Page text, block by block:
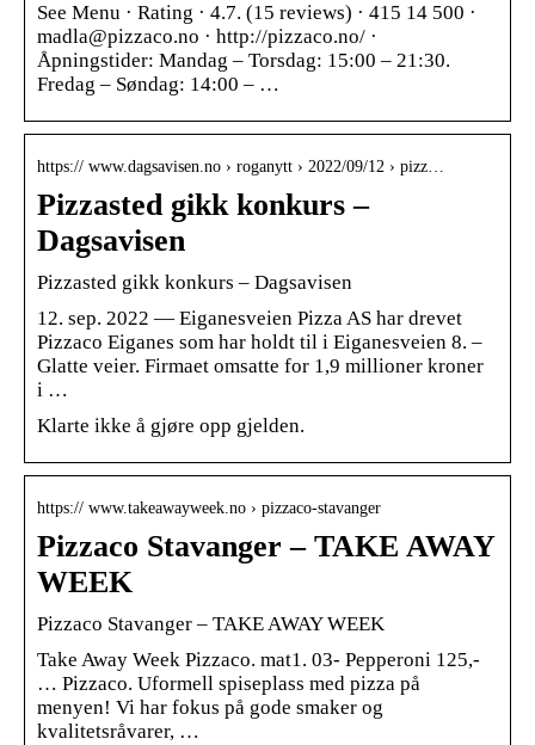
See Menu · Rating · 4.7. (15 reviews) · 415 14 500 ·
madla@pizzaco.no · http://pizzaco.no/ ·
Åpningstider: Mandag – Torsdag: 15:00 – 21:30.
Fredag – Søndag: 14:00 – …
https:// www.dagsavisen.no › roganytt › 2022/09/12 › pizz…
Pizzasted gikk konkurs –
Dagsavisen
Pizzasted gikk konkurs – Dagsavisen
12. sep. 2022 — Eiganesveien Pizza AS har drevet
Pizzaco Eiganes som har holdt til i Eiganesveien 8. –
Glatte veier. Firmaet omsatte for 1,9 millioner kroner
i …
Klarte ikke å gjøre opp gjelden.
https:// www.takeawayweek.no › pizzaco-stavanger
Pizzaco Stavanger – TAKE AWAY
WEEK
Pizzaco Stavanger – TAKE AWAY WEEK
Take Away Week Pizzaco. mat1. 03- Pepperoni 125,-
… Pizzaco. Uformell spiseplass med pizza på
menyen! Vi har fokus på gode smaker og
kvalitetsråvarer, …